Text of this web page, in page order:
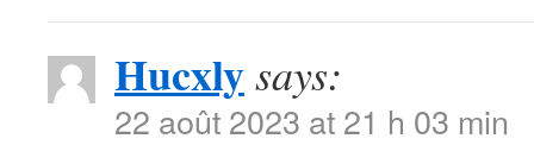
Hucxlysays:
22 août 2023 at 21 h 03 min